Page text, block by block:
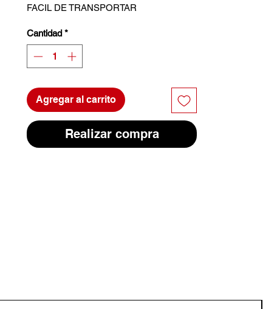
FACIL DE TRANSPORTAR
Cantidad *
Agregar al carrito
Realizar compra